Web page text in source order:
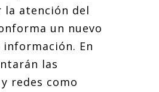
la atención del
un nuevo
En
las
redes como